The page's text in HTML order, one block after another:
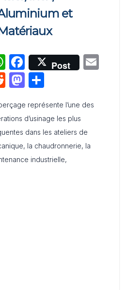
Activation de Marque : Mise en
Œuvre et Modèle de Feuille de
Route
Audit de Communication
Interne et Externe : Canevas
Word
et
W
h
at
s
A
p
p
F
a
c
e
b
o
o
Post
R
d
di
t
M
st
o
d
o
ta
g
er
représente l’une des
d’usinage les plus
dans les ateliers de
la chaudronnerie, la
industrielle,